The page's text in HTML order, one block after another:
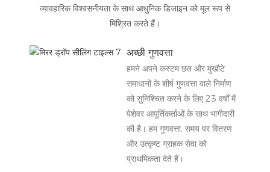
व्यावहारिक विश्वसनीयता के साथ आधुनिक डिजाइन को मूल रूप से
मिश्रित करते हैं।
अच्छी गुणवत्ता
हमने अपने कस्टम छत और मुखौटे
समाधानों के शीर्ष गुणवत्ता वाले निर्माण
को सुनिश्चित करने के लिए 23 वर्षों में
पेशेवर आपूर्तिकर्ताओं के साथ भागीदारी
की है। हम गुणवत्ता, समय पर वितरण
और उत्कृष्ट ग्राहक सेवा को
प्राथमिकता देते हैं।